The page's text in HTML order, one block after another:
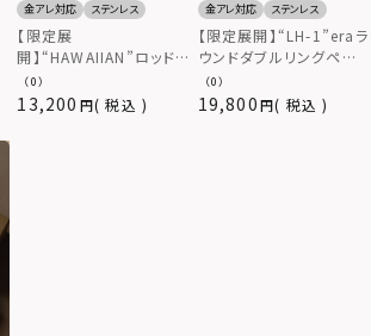
金アレ対応 ステンレス
【限定展
開】“HAWAIIAN”ロッド
ペアネックレス/サージカ
ルステンレス（金属アレル
ギー対応）
13,200 税込
（0）
金アレ対応 ステンレス
【限定展開】“LH-1”eraラ
ウンドダブルリングペア
ネックレス/ダイヤモンド/
サージカルステンレス（金
属アレルギー対応）
19,800 税込
（0）